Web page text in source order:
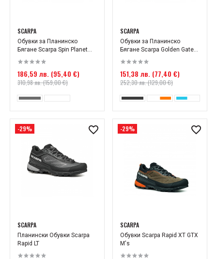
SCARPA
Обувки за Планинско
Бягане Scarpa Spin Planet...
186,59 лв. (95,40 €)
310,98 лв. (159,00 €)
SCARPA
Обувки за Планинско
Бягане Scarpa Golden Gate...
151,38 лв. (77,40 €)
252,30 лв. (129,00 €)
-29%
SCARPA
Планински Обувки Scarpa
Rapid LT
-29%
SCARPA
Обувки Scarpa Rapid XT GTX
M's